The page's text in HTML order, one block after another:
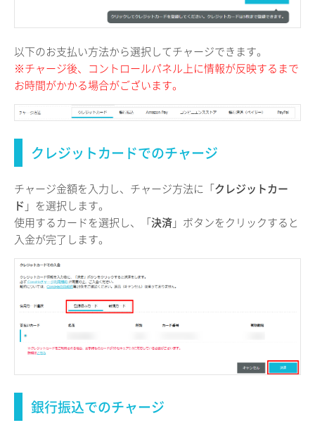
以下のお支払い方法から選択してチャージできます。
※チャージ後、コントロールパネル上に情報が反映するまで
お時間がかかる場合がございます。
クレジットカードでのチャージ
チャージ金額を入力し、チャージ方法に「クレジットカー
ド 」を選択します。
使用するカードを選択し、「決済」ボタンをクリックすると
入金が完了します。
銀行振込でのチャージ